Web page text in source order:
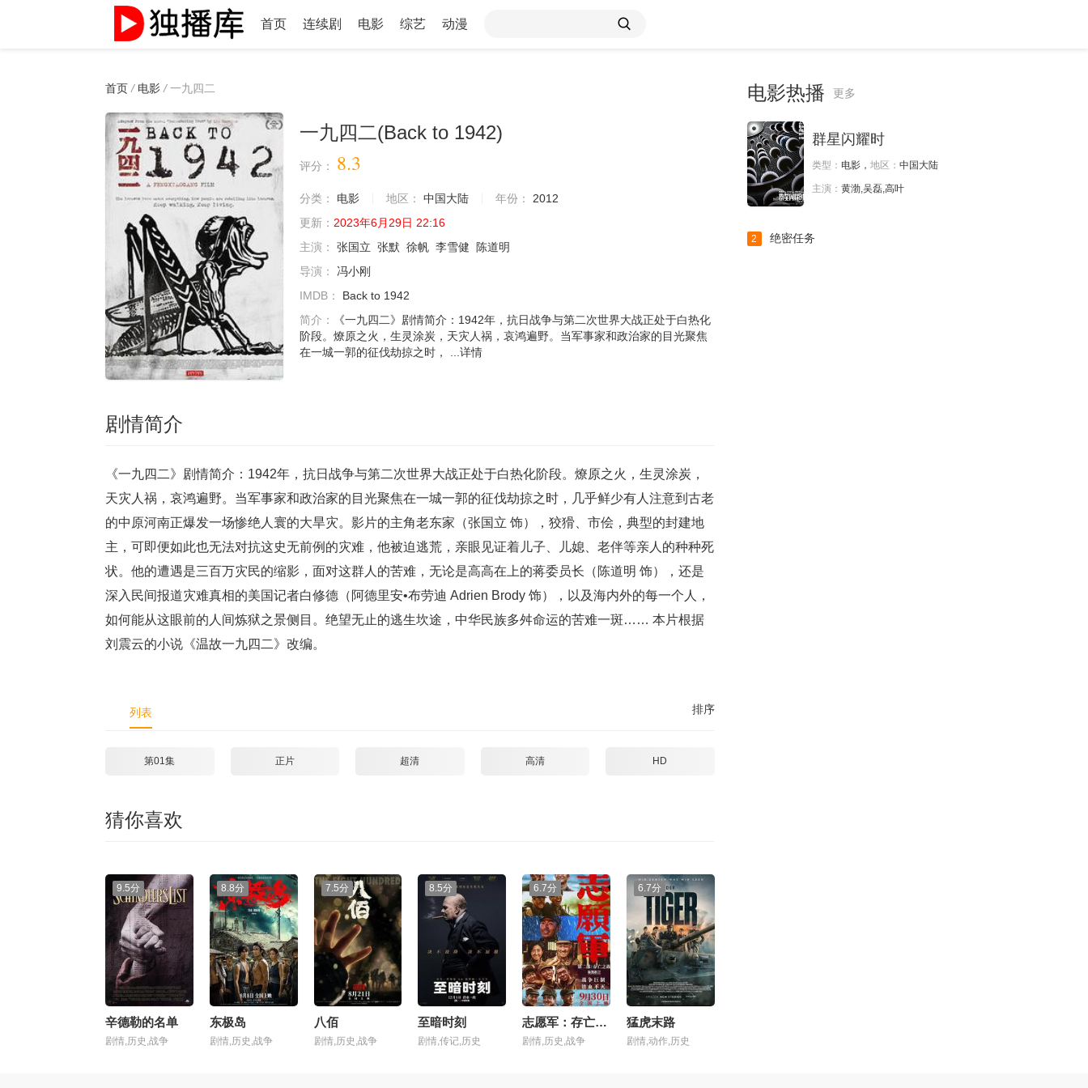
首页 连续剧 电影 综艺 动漫
首页 / 电影 / 一九四二
一九四二(Back to 1942)
评分： 8.3
分类： 电影 地区： 中国大陆 年份：
2012
更新： 2023年6月29日 22:16
主演：
张国立 张默 徐帆 李雪健
陈道明
导演：
冯小刚
IMDB：
Back to 1942
简介：
《一九四二》剧情简介：1942年，抗日战争与第二次世界大战正处于白热化
阶段。燎原之火，生灵涂炭，天灾人祸，哀鸿遍野。当军事家和政治家的目光聚焦
在一城一郭的征伐劫掠之时， ... 详情
剧情简介
《一九四二》剧情简介：1942年，抗日战争与第二次世界大战正处于白热化阶段。燎原之火，生灵涂炭，
天灾人祸，哀鸿遍野。当军事家和政治家的目光聚焦在一城一郭的征伐劫掠之时，几乎鲜少有人注意到古老
的中原河南正爆发一场惨绝人寰的大旱灾。影片的主角老东家（张国立 饰），狡猾、市侩，典型的封建地
主，可即便如此也无法对抗这史无前例的灾难，他被迫逃荒，亲眼见证着儿子、儿媳、老伴等亲人的种种死
状。他的遭遇是三百万灾民的缩影，面对这群人的苦难，无论是高高在上的蒋委员长（陈道明 饰），还是
深入民间报道灾难真相的美国记者白修德（阿德里安•布劳迪 Adrien Brody 饰），以及海内外的每一个人，
如何能从这眼前的人间炼狱之景侧目。绝望无止的逃生坎途，中华民族多舛命运的苦难一斑…… 本片根据
刘震云的小说《温故一九四二》改编。
排序
列表
第01集 正片 超清 高清 HD
猜你喜欢
9.5分
辛德勒的名单
剧情,历史,战争
8.8分
东极岛
剧情,历史,战争
7.5分
八佰
剧情,历史,战争
8.5分
至暗时刻
剧情,传记,历史
6.7分
志愿军：存亡之战
剧情,历史,战争
6.7分
猛虎末路
剧情,动作,历史
电影热播 更多
群星闪耀时
类型： 电影， 地区： 中国大陆
主演： 黄渤,吴磊,高叶
2 绝密任务